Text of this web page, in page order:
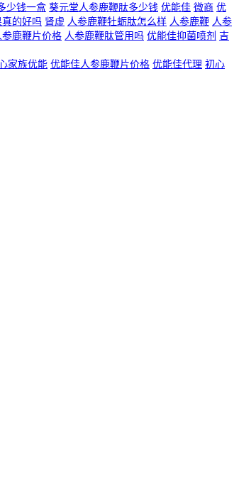
少钱一盒 葵元堂人参鹿鞭肽多少钱 优能佳 微商 优
的好吗 肾虚 人参鹿鞭牡蛎肽怎么样 人参鹿鞭 人参
鹿鞭片价格 人参鹿鞭肽管用吗 优能佳抑菌喷剂 吉
家族优能 优能佳人参鹿鞭片价格 优能佳代理 初心